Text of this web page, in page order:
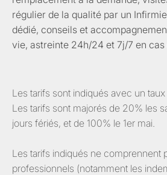
régulier de la qualité par un
dédié, conseils et
vie, astreinte 24h/24 et 7j/7 en cas
Les tarifs sont indiqués avec un
Les tarifs sont majorés de 20% les
jours fériés, et de 100% le 1er mai.
Les tarifs indiqués ne comprennent
professionnels (notamment les